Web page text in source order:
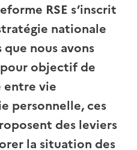
RSE s’inscrit
nationale
nous avons
objectif de
entre vie
personnelle, ces
des leviers
la situation des